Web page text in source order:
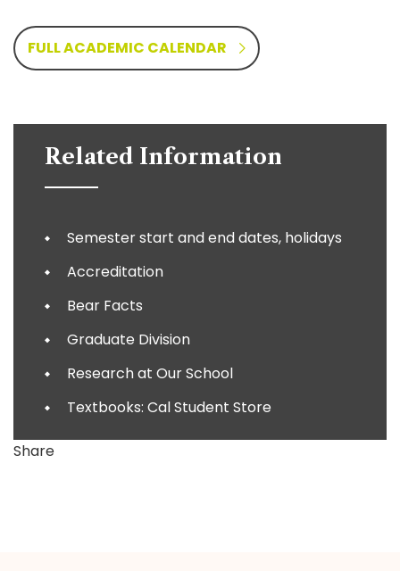
FULL ACADEMIC CALENDAR
Related Information
Semester start and end dates, holidays
Accreditation
Bear Facts
Graduate Division
Research at Our School
Textbooks: Cal Student Store
Share